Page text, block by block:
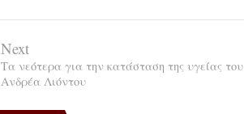
Next
Τα νεότερα για την κατάσταση της υγείας του
Ανδρέα Λιόντου